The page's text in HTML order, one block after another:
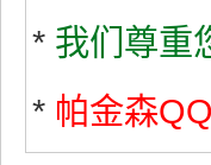
* 我们尊重
* 帕金森